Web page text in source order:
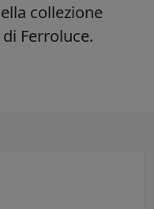
collezione
Ferroluce.